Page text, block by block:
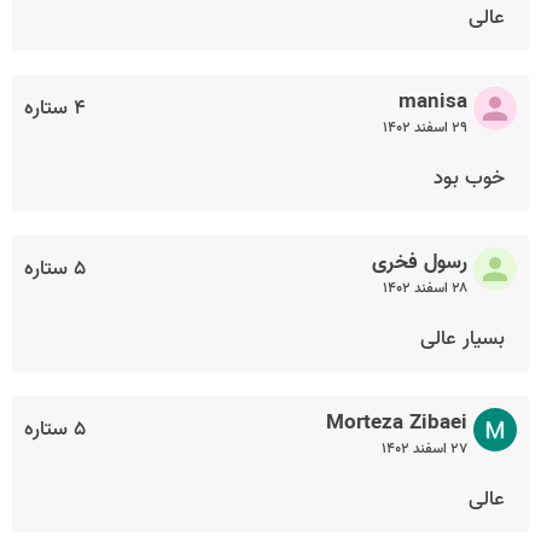
عالی
۴ ستاره manisa
۲۹ اسفند ۱۴۰۲
خوب بود
۵ ستاره رسول فخری
۲۸ اسفند ۱۴۰۲
بسیار عالی
۵ ستاره Morteza Zibaei
۲۷ اسفند ۱۴۰۲
عالی